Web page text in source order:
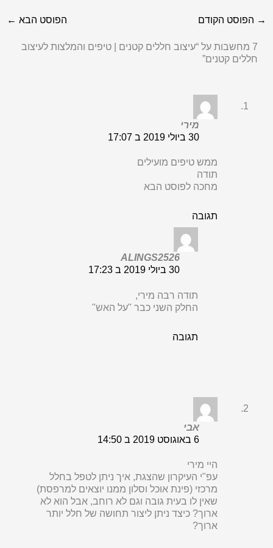
→ הפוסט הקודם הפוסט הבא ←
7 מחשבות על “עיצוב חללים קטנים | טיפים והמלצות לעיצוב
חללים קטנים”
מירי
30 ביולי 2019 ב 17:07
ממש טיפים מועילים
תודה
מחכה לפוסט הבא
תגובה
ALINGS2526
30 ביולי 2019 ב 17:23
תודה רבה מירי,
החלק השני כבר "על האש"
תגובה
אבי
6 באוגוסט 2019 ב 14:50
היי מירי
עפ"י העיקרון שהצגת, איך ניתן לטפל בחלל
מרכזי (פינת אוכל וסלון ממנו יוצאים למרפסת)
שאין לו בעית גובה וגם לא רוחב, אבל הוא לא
ארוך? כיצד ניתן ליצור תחושה של חלל יותר
ארוך?